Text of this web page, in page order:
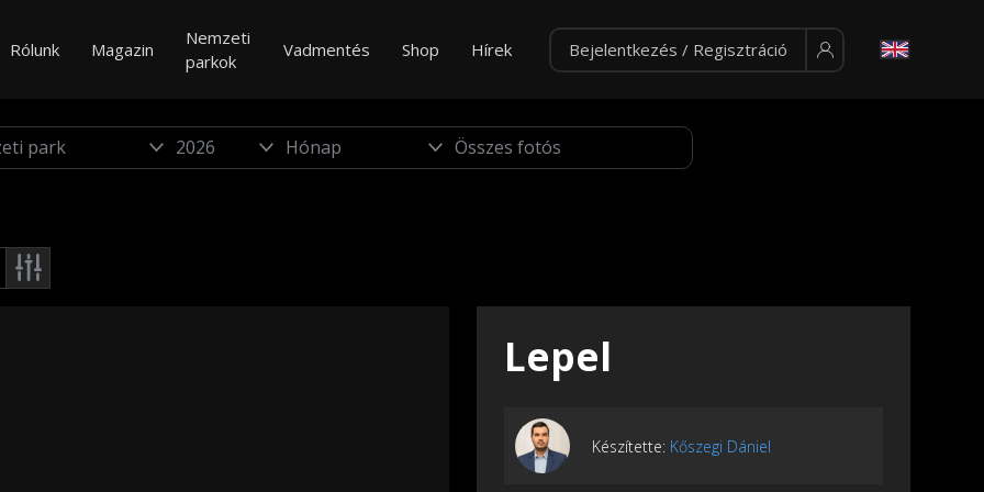
Rólunk Magazin
Nemzeti
parkok
Vadmentés Shop Hírek Bejelentkezés / Regisztráció
Lepel
Készítette: Kőszegi Dániel